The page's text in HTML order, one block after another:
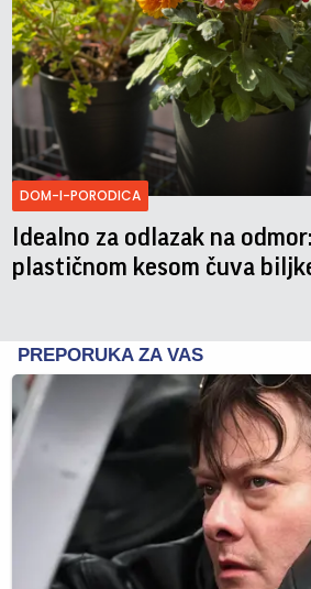
DOM-I-PORODICA
Idealno za odlazak na
plastičnom kesom čuva